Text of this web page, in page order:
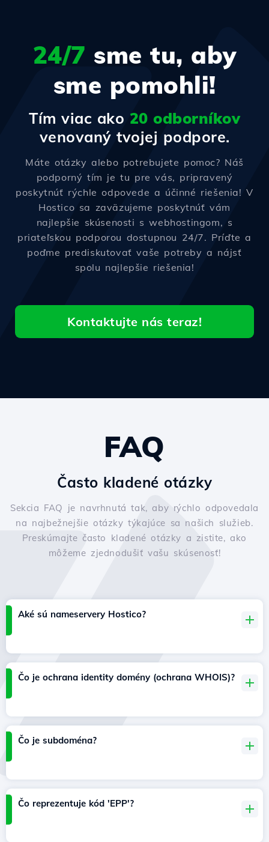
24/7 sme tu, aby
sme pomohli!
Tím viac ako 20 odborníkov
venovaný tvojej podpore.
Máte otázky alebo potrebujete pomoc? Náš
podporný tím je tu pre vás, pripravený
poskytnúť rýchle odpovede a účinné riešenia! V
Hostico sa zaväzujeme poskytnúť vám
najlepšie skúsenosti s webhostingom, s
priateľskou podporou dostupnou 24/7. Príďte a
poďme prediskutovať vaše potreby a nájsť
spolu najlepšie riešenia!
Kontaktujte nás teraz!
FAQ
Často kladené otázky
Sekcia FAQ je navrhnutá tak, aby rýchlo odpovedala
na najbežnejšie otázky týkajúce sa našich služieb.
Preskúmajte často kladené otázky a zistite, ako
môžeme zjednodušiť vašu skúsenosť!
Aké sú nameservery Hostico?
Čo je ochrana identity domény (ochrana WHOIS)?
Čo je subdoména?
Čo reprezentuje kód 'EPP'?